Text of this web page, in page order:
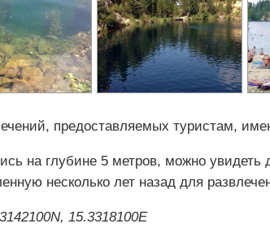
предоставляемых туристам,
на глубине 5 метров, можно
несколько лет назад для
15.3318100E